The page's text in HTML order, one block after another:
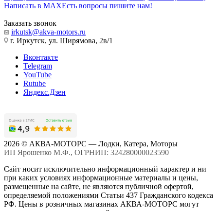
Написать в MAXЕсть вопросы пишите нам!
Заказать звонок
irkutsk@akva-motors.ru
г. Иркутск, ул. Ширямова, 2в/1
Вконтакте
Telegram
YouTube
Rutube
Яндекс.Дзен
2026 © АКВА-МОТОРС — Лодки, Катера, Моторы
ИП Ярошенко М.Ф., ОГРНИП: 324280000023590
Сайт носит исключительно информационный характер и ни
при каких условиях информационные материалы и цены,
размещенные на сайте, не являются публичной офертой,
определяемой положениями Статьи 437 Гражданского кодекса
РФ. Цены в розничных магазинах АКВА-МОТОРС могут